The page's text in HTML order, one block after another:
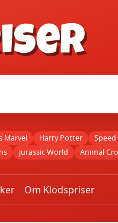
Marvel Harry Potter
Jurassic World Animal
Om Klodspriser